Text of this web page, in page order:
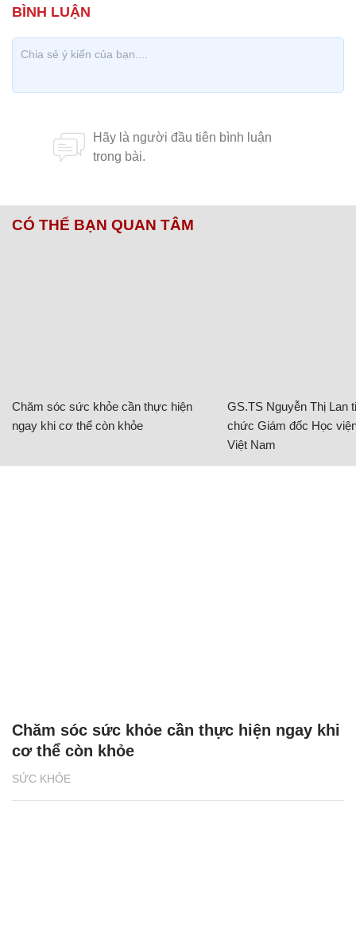
CÓ THỂ BẠN QUAN TÂM
Chăm sóc sức khỏe cần thực hiện
ngay khi cơ thể còn khỏe
GS.TS Nguyễn Thị Lan
chức Giám đốc Học
Việt Nam
SỨC KHỎE
Chăm sóc sức khỏe cần thực hiện ngay khi
cơ thể còn khỏe